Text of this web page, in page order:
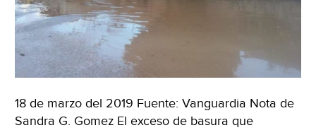
18 de marzo del 2019 Fuente: Vanguardia Nota de
Sandra G. Gomez El exceso de basura que